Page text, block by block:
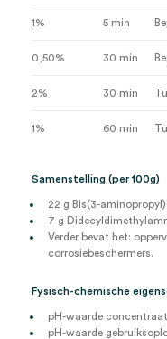
1% 5 min
0,50% 30 min
2% 30 min
1% 60 min
Samenstelling (per 100g)
22 g Bis(3-
7 g
Verder bevat het:
corrosiebeschermers.
Fysisch-chemische
pH-waarde
pH-waarde